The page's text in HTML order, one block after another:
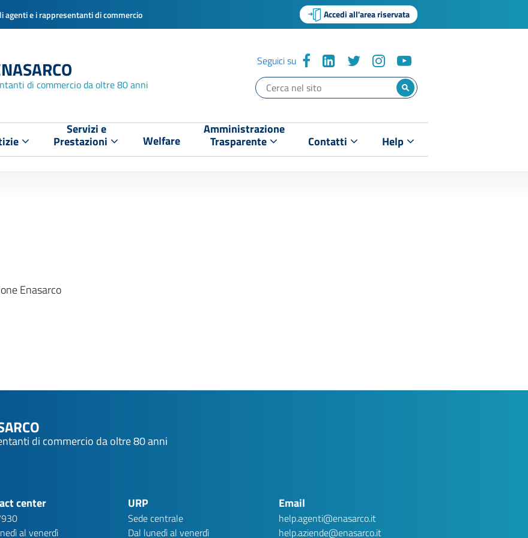
agenti e i rappresentanti di commercio Accedi all'area riservata
di commercio da oltre 80 anni
Seguici su
Servizi e
Prestazioni Welfare
Amministrazione
Trasparente Contatti Help
Enasarco
di commercio da oltre 80 anni
center
al venerdì
URP
Sede centrale
Dal lunedì al venerdì
Email
help.agenti@enasarco.it
help.aziende@enasarco.it